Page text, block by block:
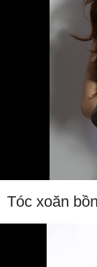
Tóc xoăn